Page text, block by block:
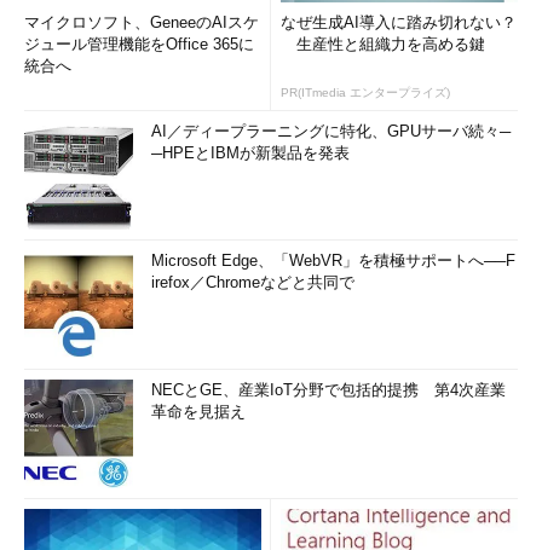
マイクロソフト、GeneeのAIスケ
ジュール管理機能をOffice 365に
統合へ
なぜ生成AI導入に踏み切れない？
生産性と組織力を高める鍵
PR(ITmedia エンタープライズ)
AI／ディープラーニングに特化、GPUサーバ続々─
─HPEとIBMが新製品を発表
Microsoft Edge、「WebVR」を積極サポートへ──F
irefox／Chromeなどと共同で
NECとGE、産業IoT分野で包括的提携 第4次産業
革命を見据え